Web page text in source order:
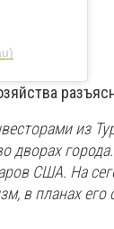
из
дворах
США. На
в планах его